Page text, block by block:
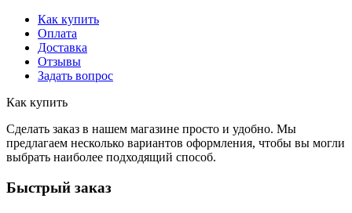
Как купить
Оплата
Доставка
Отзывы
Задать вопрос
Как купить
Сделать заказ в нашем магазине просто и удобно. Мы
предлагаем несколько вариантов оформления, чтобы вы могли
выбрать наиболее подходящий способ.
Быстрый заказ